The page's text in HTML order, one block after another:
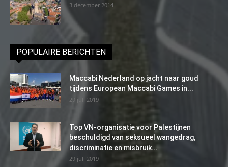
3 december 2014
POPULAIRE BERICHTEN
Maccabi Nederland op jacht naar goud
tijdens European Maccabi Games in...
29 juli 2019
Top VN-organisatie voor Palestijnen
beschuldigd van seksueel wangedrag,
discriminatie en misbruik...
29 juli 2019